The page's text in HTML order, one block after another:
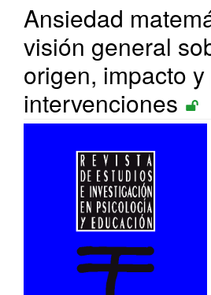
Ansiedad
visión general
origen, impacto
intervenciones
artículo